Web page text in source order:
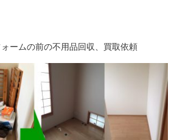
ームの前の不用品回収、買取依頼